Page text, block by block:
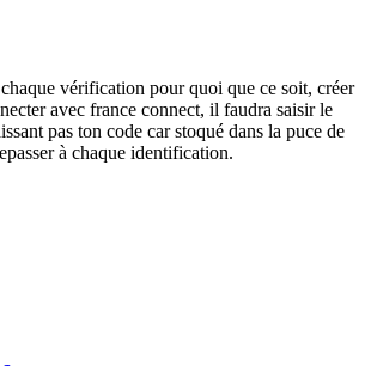
vérification pour quoi que ce soit, créer
avec france connect, il faudra saisir le
pas ton code car stoqué dans la puce de
à chaque identification.